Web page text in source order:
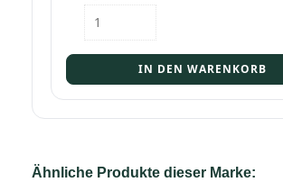
Thermobecher
(Preis
Menge
IN DEN WARENKORB
Ähnliche Produkte dieser Marke: